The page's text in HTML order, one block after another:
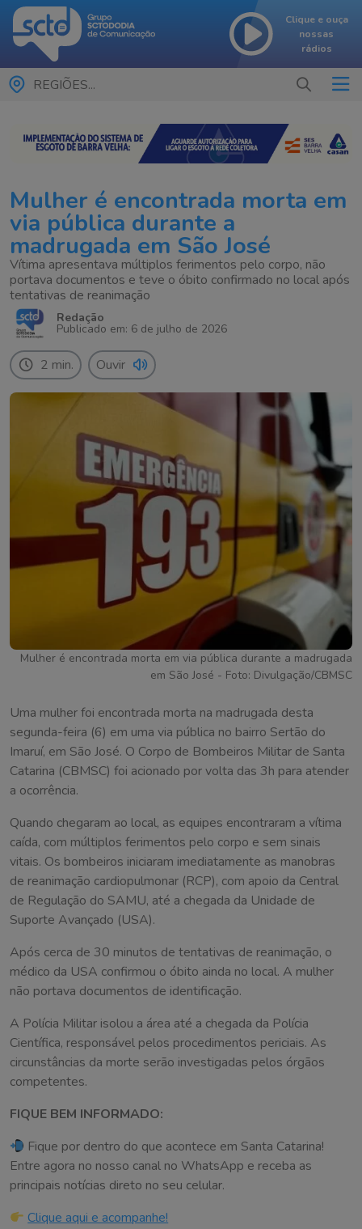
Clique e ouça
nossas
rádios
REGIÕES...
Mulher é encontrada morta em
via pública durante a
madrugada em São José
Vítima apresentava múltiplos ferimentos pelo corpo, não
portava documentos e teve o óbito confirmado no local após
tentativas de reanimação
Redação
Publicado em: 6 de julho de 2026
2 min. Ouvir
Mulher é encontrada morta em via pública durante a madrugada
em São José - Foto: Divulgação/CBMSC
Uma mulher foi encontrada morta na madrugada desta
segunda-feira (6) em uma via pública no bairro Sertão do
Imaruí, em São José. O Corpo de Bombeiros Militar de Santa
Catarina (CBMSC) foi acionado por volta das 3h para atender
a ocorrência.
Quando chegaram ao local, as equipes encontraram a vítima
caída, com múltiplos ferimentos pelo corpo e sem sinais
vitais. Os bombeiros iniciaram imediatamente as manobras
de reanimação cardiopulmonar (RCP), com apoio da Central
de Regulação do SAMU, até a chegada da Unidade de
Suporte Avançado (USA).
Após cerca de 30 minutos de tentativas de reanimação, o
médico da USA confirmou o óbito ainda no local. A mulher
não portava documentos de identificação.
A Polícia Militar isolou a área até a chegada da Polícia
Científica, responsável pelos procedimentos periciais. As
circunstâncias da morte serão investigadas pelos órgãos
competentes.
FIQUE BEM INFORMADO:
Fique por dentro do que acontece em Santa Catarina!
Entre agora no nosso canal no WhatsApp e receba as
principais notícias direto no seu celular.
Clique aqui e acompanhe!